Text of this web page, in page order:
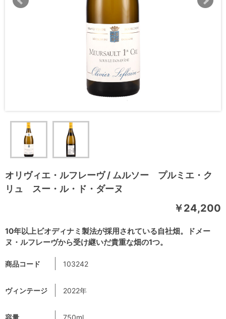
オリヴィエ・ルフレーヴ / ムルソー プルミエ・ク
リュ スー・ル・ド・ダーヌ
10年以上ビオディナミ製法が採用されている自社畑。ドメー
ヌ・ルフレーヴから受け継いだ貴重な畑の1つ。
￥24,200
商品コード 103242
ヴィンテージ 2022年
容量 750ml